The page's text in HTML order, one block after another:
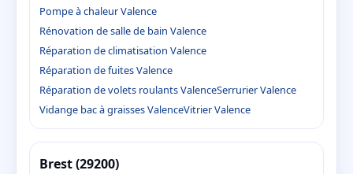
Pompe à chaleur Valence
Rénovation de salle de bain Valence
Réparation de climatisation Valence
Réparation de fuites Valence
Réparation de volets roulants ValenceSerrurier Valence
Vidange bac à graisses ValenceVitrier Valence
Brest (29200)